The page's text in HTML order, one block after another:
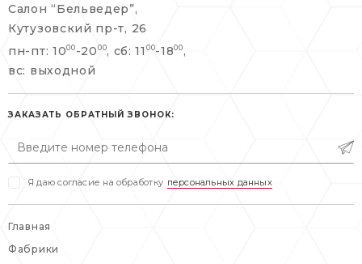
info@belveder-e.ru
пн-пт: 10:00-20:00
сб, вс: выходной
+7 495 477 45 43
info@belveder-e.ru
пн-пт: 10:00-19:00
сб: выходной
Салон “Бельведер”,
Кутузовский пр-т, 26
пн-пт: 1000 -20 00, сб: 11 00-1800 ,
вс: выходной
ЗАКАЗАТЬ ОБРАТНЫЙ ЗВОНОК:
Я даю согласие на обработку персональных данных
Главная
Фабрики